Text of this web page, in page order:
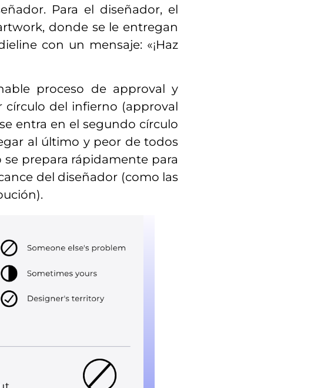
Para el diseñador, el
donde se le entregan
con un mensaje: «¡Haz
proceso de approval y
círculo del infierno (approval
entra en el segundo círculo
al último y peor de todos
se prepara rápidamente para
del diseñador (como las